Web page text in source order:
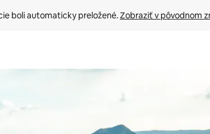
boli automaticky preložené. Zobraziť v pôvodnom